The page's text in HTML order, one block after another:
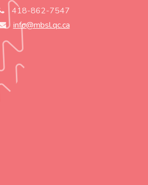
418-862-7547
info@mbsl.qc.ca